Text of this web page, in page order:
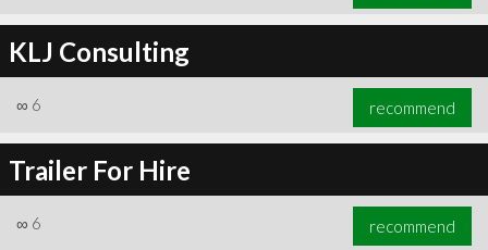
KLJ Consulting
∞ 6 recommend
Trailer For Hire
∞ 6 recommend